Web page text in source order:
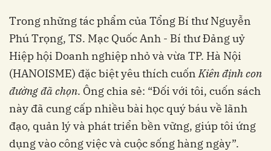
Trong những tác phẩm của Tổng Bí thư Nguyễn
Phú Trọng, TS. Mạc Quốc Anh - Bí thư Đảng uỷ
Hiệp hội Doanh nghiệp nhỏ và vừa TP. Hà Nội
(HANOISME) đặc biệt yêu thích cuốnKiên định con
đường đã chọn. Ông chia sẻ: “Đối với tôi, cuốn sách
này đã cung cấp nhiều bài học quý báu về lãnh
đạo, quản lý và phát triển bền vững, giúp tôi ứng
dụng vào công việc và cuộc sống hàng ngày”.